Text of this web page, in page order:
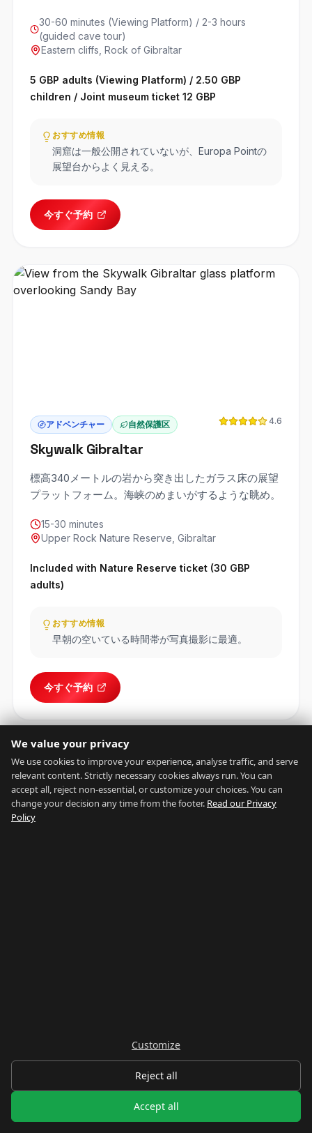
30-60 minutes (Viewing Platform) / 2-3 hours
(guided cave tour)
Eastern cliffs, Rock of Gibraltar
5 GBP adults (Viewing Platform) / 2.50 GBP
children / Joint museum ticket 12 GBP
おすすめ情報
洞窟は一般公開されていないが、Europa Pointの
展望台からよく見える。
今すぐ予約
アドベンチャー 自然保護区
Skywalk Gibraltar
4.6
標高340メートルの岩から突き出したガラス床の展望
プラットフォーム。海峡のめまいがするような眺め。
15-30 minutes
Upper Rock Nature Reserve, Gibraltar
Included with Nature Reserve ticket (30 GBP
adults)
おすすめ情報
早朝の空いている時間帯が写真撮影に最適。
今すぐ予約
ゆっくり渡ろう - 橋は少し揺れるが完全に安全。
visitors use our site and improve your experience.
Accept all Essential only
We value your privacy
We use cookies to improve your experience, analyse traffic, and serve
relevant content. Strictly necessary cookies always run. You can
accept all, reject non-essential, or customize your choices. You can
change your decision any time from the footer. Read our Privacy
Policy
Customize
Reject all
Accept all